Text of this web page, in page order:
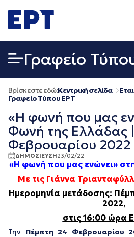
σε
περιεχόμενο
Γραφείο
Βρίσκεστε εδώ:Κεντρική σελίδα
Γραφείο Τύπου ΕΡΤ
«Η φωνή που μας
Φωνή της Ελλάδας
Φεβρουαρίου 2022
ΔΗΜΟΣΙΕΥΣΗ23/02/22
«Η φωνή που μας ενώνει»
Με τις Γιάννα
Ημερομηνία μετάδοσης:
2022,
στις 16:00 ώρα
Την Πέμπτη 24 Φεβρουαρίου